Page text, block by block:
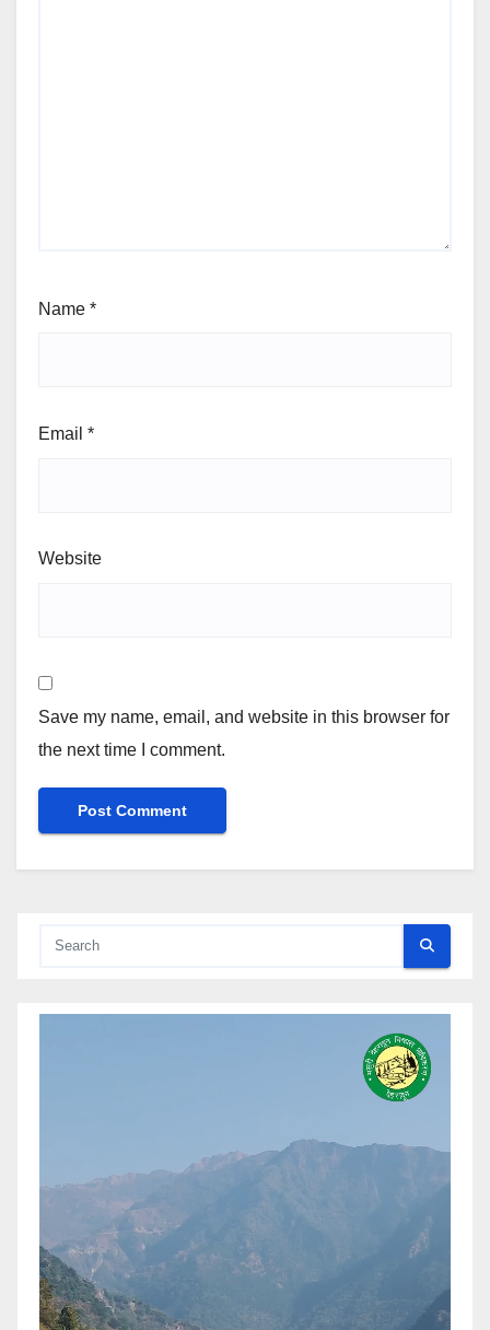
Name *
Email *
Website
Save my name, email, and website in this browser for
the next time I comment.